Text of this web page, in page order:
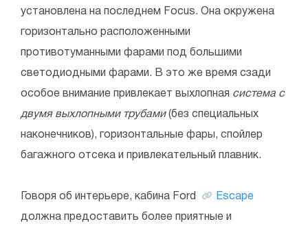
установлена на последнем Focus. Она окружена
горизонтально расположенными
противотуманными фарами под большими
светодиодными фарами. В это же время сзади
особое внимание привлекает выхлопная система с
двумя выхлопными трубами (без специальных
наконечников), горизонтальные фары, спойлер
багажного отсека и привлекательный плавник.
Говоря об интерьере, кабина Ford Escape
должна предоставить более приятные и